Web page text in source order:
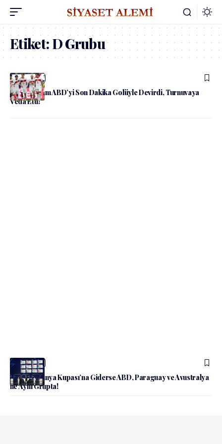
Etiket:D Grubu
admin Spor
A Milli Takım ABD’yi Son Dakika Golüyle Devirdi, Turnuvaya
Veda Etti!
admin Spor
Türkiye Dünya Kupası’na Giderse ABD, Paraguay ve Avustralya
ile Aynı Grupta!